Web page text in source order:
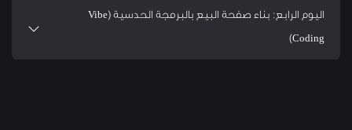
اليوم الرابع: بناء صفحة البيع بالبرمجة الحدسية (Vibe
Coding)